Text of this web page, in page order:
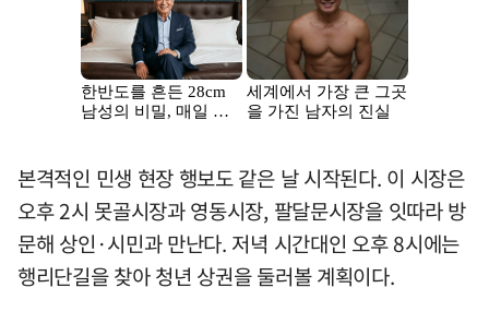
본격적인 민생 현장 행보도 같은 날 시작된다. 이 시장은
오후 2시 못골시장과 영동시장, 팔달문시장을 잇따라 방
문해 상인·시민과 만난다. 저녁 시간대인 오후 8시에는
행리단길을 찾아 청년 상권을 둘러볼 계획이다.